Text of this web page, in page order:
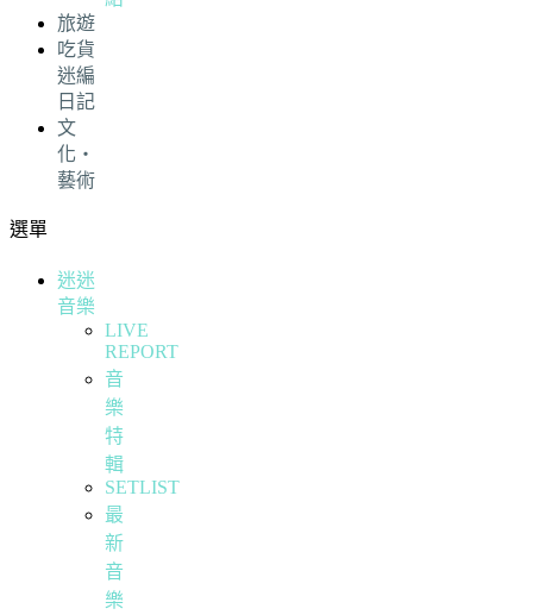
旅遊
吃貨
迷編
日記
文
化・
藝術
選單
迷迷
音樂
LIVE
REPORT
音
樂
特
輯
SETLIST
最
新
音
樂